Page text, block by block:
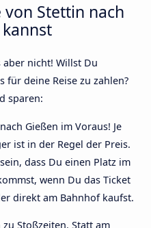
von Stettin nach
aber nicht! Willst Du
für deine Reise zu zahlen?
sparen:
Gießen im Voraus! Je
ist in der Regel der Preis.
dass Du einen Platz im
wenn Du das Ticket
direkt am Bahnhof kaufst.
Stoßzeiten. Statt am